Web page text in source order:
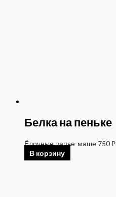
Белка на пеньке
Ёлочные папье-маше 750₽
В корзину